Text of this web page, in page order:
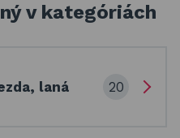
v kategóriách
laná 20